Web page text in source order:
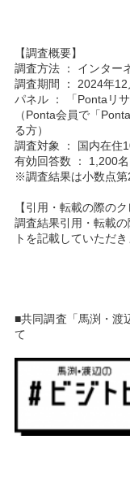
【調査概要】
調査方法 ： インター
調査期間 ： 2024年
パネル ： 「Pontaリ
（Ponta会員で「
る方）
調査対象 ： 国内在住
有効回答数 ：
※調査結果は小数点第
【引用・転載の際の
調査結果引用・転載
トを記載していただ
■共同調査「馬渕・渡
て